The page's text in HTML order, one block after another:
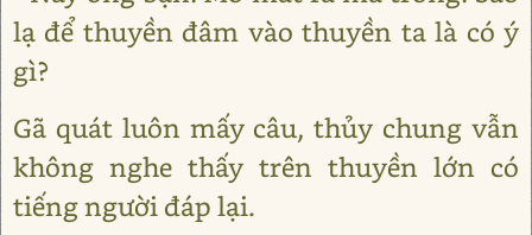
lạ để thuyền đâm vào thuyền ta là có ý
gì?
Gã quát luôn mấy câu, thủy chung vẫn
không nghe thấy trên thuyền lớn có
tiếng người đáp lại.